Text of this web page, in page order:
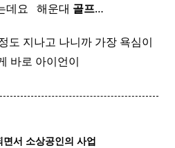
데요 ​ ​ 해운대 골프…
도 지나고 나니까 가장 욕심이
바로 아이언이
서 소상공인의 사업